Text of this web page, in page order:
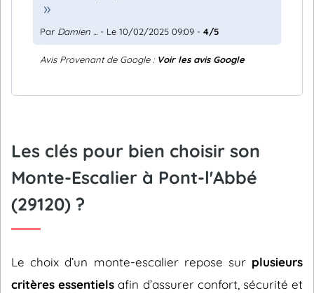
Par Damien ... - Le 10/02/2025 09:09 - 4/5
Avis Provenant de Google : Voir les avis Google
Les clés pour bien choisir son
Monte-Escalier à Pont-l'Abbé
(29120) ?
Le choix d’un monte-escalier repose sur plusieurs
critères essentiels afin d’assurer confort, sécurité et